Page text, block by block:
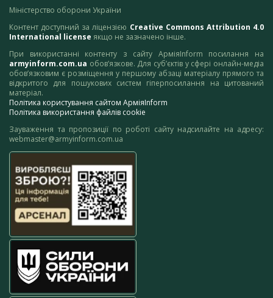
Міністерство оборони України
Контент доступний за ліцензією Creative Commons Attribution 4.0
International license якщо не зазначено інше.
При використанні контенту з сайту АрміяInform посилання на
armyinform.com.ua обов’язкове. Для суб’єктів у сфері онлайн-медіа
обов’язковим є розміщення у першому абзаці матеріалу прямого та
відкритого для пошукових систем гіперпосилання на цитований
матеріал.
Політика користування сайтом АрміяInform
Політика використання файлів cookie
Зауваження та пропозиції по роботі сайту надсилайте на адресу:
webmaster@armyinform.com.ua